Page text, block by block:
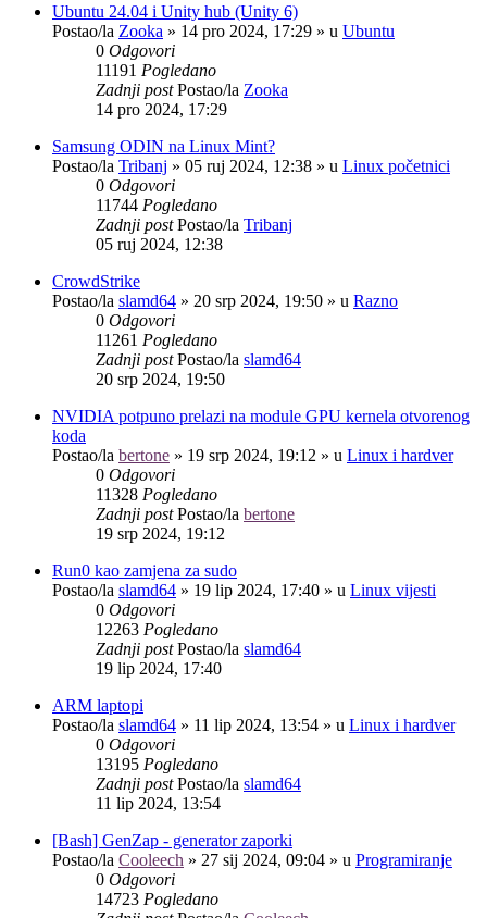
Ubuntu 24.04 i Unity hub (Unity 6)
Postao/la Zooka » 14 pro 2024, 17:29 » u Ubuntu
0 Odgovori
11191 Pogledano
Zadnji postPostao/la Zooka
14 pro 2024, 17:29
Samsung ODIN na Linux Mint?
Postao/la Tribanj » 05 ruj 2024, 12:38 » u Linux početnici
0 Odgovori
11744 Pogledano
Zadnji postPostao/la Tribanj
05 ruj 2024, 12:38
CrowdStrike
Postao/la slamd64 » 20 srp 2024, 19:50 » u Razno
0 Odgovori
11261 Pogledano
Zadnji postPostao/la slamd64
20 srp 2024, 19:50
NVIDIA potpuno prelazi na module GPU kernela otvorenog
koda
Postao/la bertone » 19 srp 2024, 19:12 » u Linux i hardver
0 Odgovori
11328 Pogledano
Zadnji postPostao/la bertone
19 srp 2024, 19:12
Run0 kao zamjena za sudo
Postao/la slamd64 » 19 lip 2024, 17:40 » u Linux vijesti
0 Odgovori
12263 Pogledano
Zadnji postPostao/la slamd64
19 lip 2024, 17:40
ARM laptopi
Postao/la slamd64 » 11 lip 2024, 13:54 » u Linux i hardver
0 Odgovori
13195 Pogledano
Zadnji postPostao/la slamd64
11 lip 2024, 13:54
[Bash] GenZap - generator zaporki
Postao/la Cooleech » 27 sij 2024, 09:04 » u Programiranje
0 Odgovori
14723 Pogledano